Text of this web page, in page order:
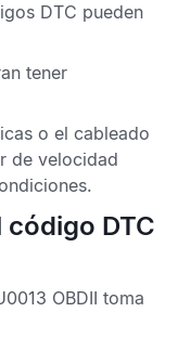
DTC pueden
tener
o el cableado
de velocidad
DTC
OBDII toma